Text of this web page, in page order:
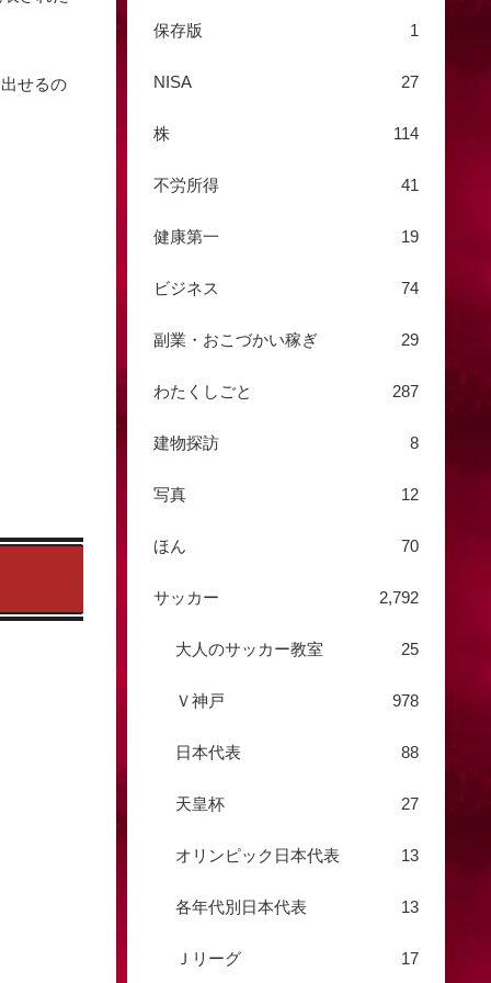
せるの
保存版 1
NISA 27
株 114
不労所得 41
健康第一 19
ビジネス 74
副業・おこづかい稼ぎ 29
わたくしごと 287
建物探訪 8
写真 12
ほん 70
サッカー 2,792
大人のサッカー教室 25
Ｖ神戸 978
日本代表 88
天皇杯 27
オリンピック日本代表 13
各年代別日本代表 13
Ｊリーグ 17